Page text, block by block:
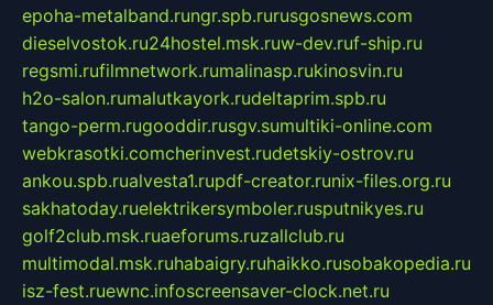
epoha-metalband.rungr.spb.rurusgosnews.com
dieselvostok.ru24hostel.msk.ruw-dev.ruf-ship.ru
regsmi.rufilmnetwork.rumalinasp.rukinosvin.ru
h2o-salon.rumalutkayork.rudeltaprim.spb.ru
tango-perm.rugooddir.rusgv.sumultiki-online.com
webkrasotki.comcherinvest.rudetskiy-ostrov.ru
ankou.spb.rualvesta1.rupdf-creator.runix-files.org.ru
sakhatoday.ruelektrikersymboler.rusputnikyes.ru
golf2club.msk.ruaeforums.ruzallclub.ru
multimodal.msk.ruhabaigry.ruhaikko.rusobakopedia.ru
isz-fest.ruewnc.infoscreensaver-clock.net.ru